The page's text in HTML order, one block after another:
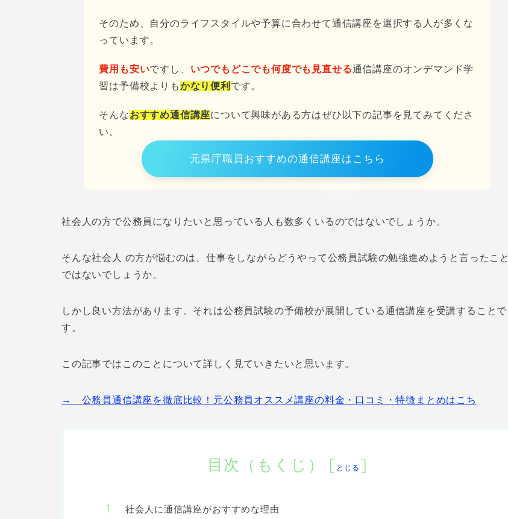
そのため、自分のライフスタイルや予算に合わせて通信講座を選択する人が多くな
っています。
費用も安いですし、 いつでもどこでも何度でも見直せる通信講座のオンデマンド学
習は予備校よりもかなり便利 です。
そんなおすすめ通信講座について興味がある方はぜひ以下の記事を見てみてくださ
い。
元県庁職員おすすめの通信講座はこちら
社会人の方で公務員になりたいと思っている人も数多くいるのではないでしょうか。
そんな社会人 の方が悩むのは、仕事をしながらどうやって公務員試験の勉強進めようと言ったこと
ではないでしょうか。
しかし良い方法があります。それは公務員試験の予備校が展開している通信講座を受講することで
す。
この記事ではこのことについて詳しく見ていきたいと思います。
→ 公務員通信講座を徹底比較！元公務員オススメ講座の料金・口コミ・特徴まとめはこち
目次（もくじ） [ とじる ]
社会人に通信講座がおすすめな理由